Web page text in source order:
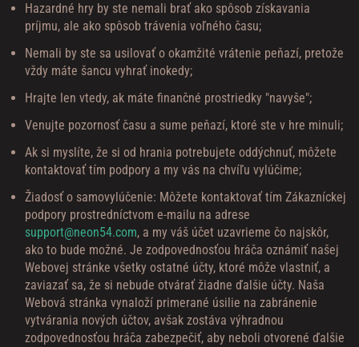
Hazardné hry by ste nemali brať ako spôsob získavania
príjmu, ale ako spôsob trávenia voľného času;
Nemali by ste sa usilovať o okamžité vrátenie peňazí, pretože
vždy máte šancu vyhrať inokedy;
Hrajte len vtedy, ak máte finančné prostriedky "navyše";
Venujte pozornosť času a sume peňazí, ktoré ste v hre minuli;
Ak si myslíte, že si od hrania potrebujete oddýchnuť, môžete
kontaktovať tím podpory a my vás na chvíľu vylúčime;
Žiadosť o samovylúčenie: Môžete kontaktovať tím Zákazníckej
podpory prostredníctvom e-mailu na adrese
support@neon54.com, a my váš účet uzavrieme čo najskôr,
ako to bude možné. Je zodpovednosťou hráča oznámiť našej
Webovej stránke všetky ostatné účty, ktoré môže vlastniť, a
zaviazať sa, že si nebude otvárať žiadne ďalšie účty. Naša
Webová stránka vynaloží primerané úsilie na zabránenie
vytvárania nových účtov, avšak zostáva výhradnou
zodpovednosťou hráča zabezpečiť, aby neboli otvorené ďalšie